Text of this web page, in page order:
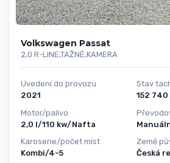
Volkswagen Passat
2,0 R-LINE,TAŽNÉ,KAMERA
Uvedení do provozu
2021
Motor/palivo
2,0 l/110 kw/Nafta
Karoserie/počet míst
Kombi/4-5
Stav
Země
Česká